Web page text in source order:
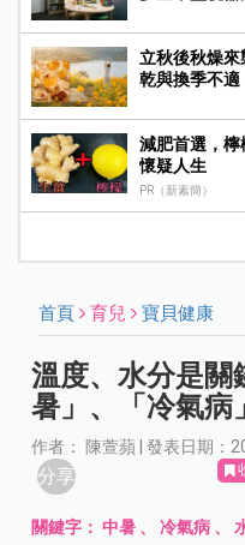
立秋後秋燥來
乾與換季不適
減肥首選，
懷疑人生
PR（新素簡）
首頁 育兒 寶貝健康
溫度、水分是關
暑」、「冷氣病
作者： 陳萱蘋 | 發表日期：
分享
關鍵字：中暑 、冷氣病 、